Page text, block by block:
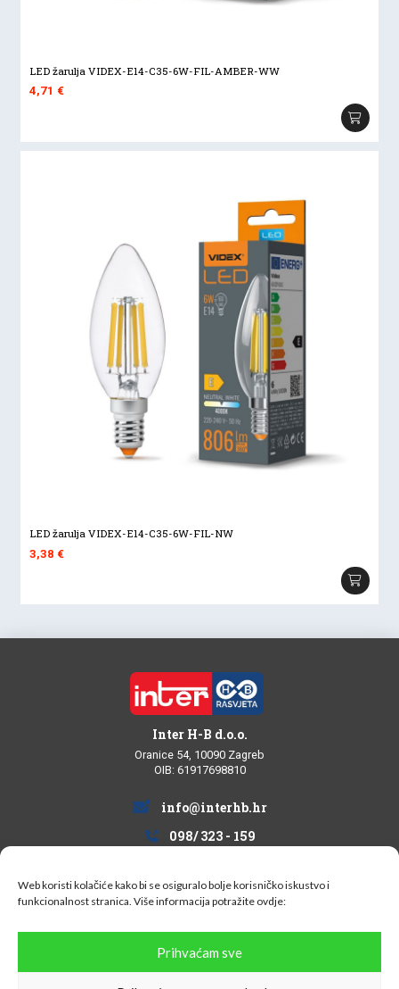
Web koristi kolačiće kako bi se osiguralo bolje korisničko iskustvo i
funkcionalnost stranica. Više informacija potražite ovdje:
Prihvaćam sve
LED žarulja VIDEX-E14-C35-6W-FIL-AMBER-WW
4,71€
LED žarulja VIDEX-E14-C35-6W-FIL-NW
3,38€
Inter H-B d.o.o.
Oranice 54, 10090 Zagreb
OIB: 61917698810
info@interhb.hr
098/ 323 - 159